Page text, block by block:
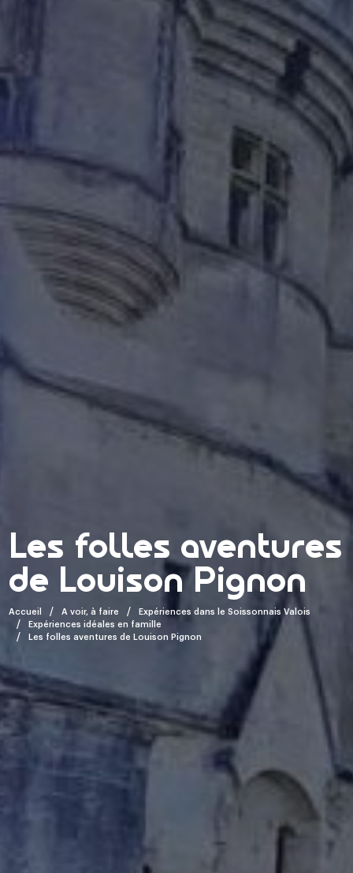
Les folles aventures
de Louison Pignon
Accueil A voir, à faire
Expériences dans le Soissonnais Valois
Expériences idéales en famille
Les folles aventures de Louison Pignon